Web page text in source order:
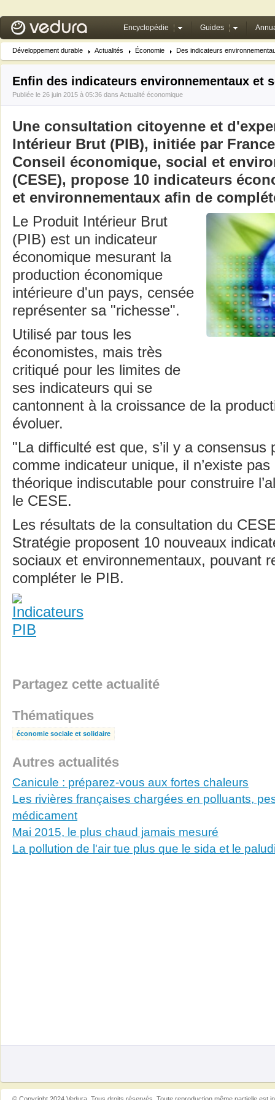
Encyclopédie Guides
Développement durable Actualités Économie Des indicateurs
Enfin des indicateurs environnementaux et
Publiée le 26 juin 2015 à 05:36 dans Actualité économique
Une consultation citoyenne et
Intérieur Brut (PIB), initiée par
Conseil économique, social et
(CESE), propose 10 indicateurs
et environnementaux afin de
Le Produit Intérieur Brut
(PIB) est un indicateur
économique mesurant la
production économique
intérieure d'un pays, censée
représenter sa "richesse".
Utilisé par tous les
économistes, mais très
critiqué pour les limites de
ses indicateurs qui se
cantonnent à la croissance de la
évoluer.
"La difficulté est que, s’il y a consensus
comme indicateur unique, il n’existe
théorique indiscutable pour construire
le CESE.
Les résultats de la consultation du
Stratégie proposent 10 nouveaux
sociaux et environnementaux, pouvant
compléter le PIB.
Partagez cette actualité
Thématiques
économie sociale et solidaire
Autres actualités
Canicule : préparez-vous aux fortes chaleurs
Les rivières françaises chargées en polluants,
médicament
Mai 2015, le plus chaud jamais mesuré
La pollution de l'air tue plus que le sida et le